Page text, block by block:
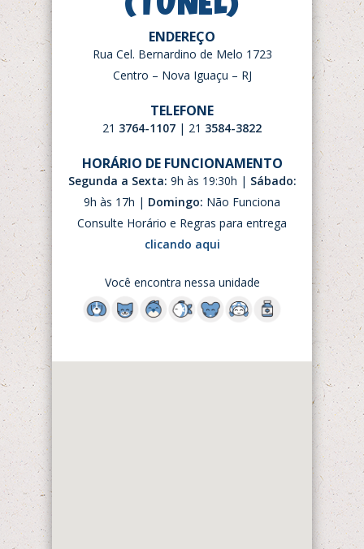
(TÚNEL)
ENDEREÇO
Rua Cel. Bernardino de Melo 1723
Centro – Nova Iguaçu – RJ
TELEFONE
21 3764-1107 | 21 3584-3822
HORÁRIO DE FUNCIONAMENTO
Segunda a Sexta: 9h às 19:30h | Sábado:
9h às 17h | Domingo: Não Funciona
Consulte Horário e Regras para entrega
clicando aqui
Você encontra nessa unidade